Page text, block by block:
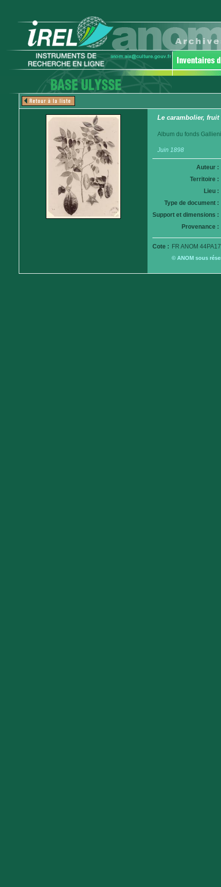
Le carambolier, fruit
Album du fonds
Juin 1898
Auteur :
Territoire :
Lieu :
Type de document :
Support et dimensions :
Provenance :
Cote : FR ANOM
© ANOM sous